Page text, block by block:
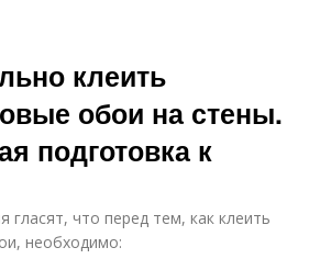
клеить
обои на стены.
подготовка к
что перед тем, как клеить
необходимо: